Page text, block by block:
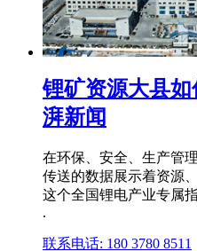
锂矿资源大县
湃新闻
在环保、安全、生产管
传送的数据展示着资源
这个全国锂电产业专属
.
联系电话: 180 3780 8511